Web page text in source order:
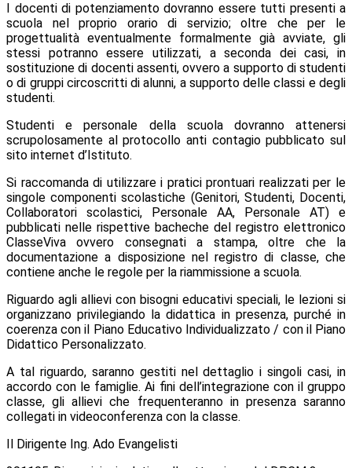
I docenti di potenziamento dovranno essere tutti presenti a
scuola nel proprio orario di servizio; oltre che per le
progettualità eventualmente formalmente già avviate, gli
stessi potranno essere utilizzati, a seconda dei casi, in
sostituzione di docenti assenti, ovvero a supporto di studenti
o di gruppi circoscritti di alunni, a supporto delle classi e degli
studenti.
Studenti e personale della scuola dovranno attenersi
scrupolosamente al protocollo anti contagio pubblicato sul
sito internet d’Istituto.
Si raccomanda di utilizzare i pratici prontuari realizzati per le
singole componenti scolastiche (Genitori, Studenti, Docenti,
Collaboratori scolastici, Personale AA, Personale AT) e
pubblicati nelle rispettive bacheche del registro elettronico
ClasseViva ovvero consegnati a stampa, oltre che la
documentazione a disposizione nel registro di classe, che
contiene anche le regole per la riammissione a scuola.
Riguardo agli allievi con bisogni educativi speciali, le lezioni si
organizzano privilegiando la didattica in presenza, purché in
coerenza con il Piano Educativo Individualizzato / con il Piano
Didattico Personalizzato.
A tal riguardo, saranno gestiti nel dettaglio i singoli casi, in
accordo con le famiglie. Ai fini dell’integrazione con il gruppo
classe, gli allievi che frequenteranno in presenza saranno
collegati in videoconferenza con la classe.
Il Dirigente Ing. Ado Evangelisti